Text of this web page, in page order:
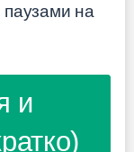
паузами на
и